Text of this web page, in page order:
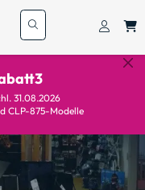
31.08.2026
CLP-875-Modelle